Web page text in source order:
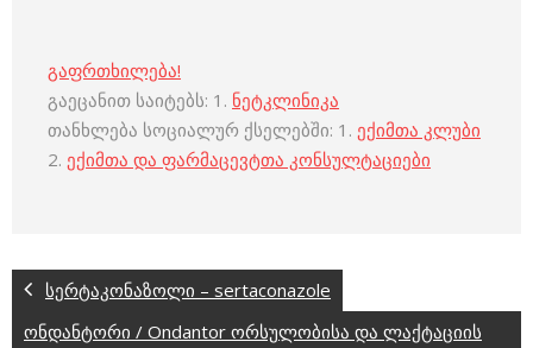
გაფრთხილება!
გაეცანით საიტებს: 1. ნეტკლინიკა
თანხლება სოციალურ ქსელებში: 1. ექიმთა კლუბი
2. ექიმთა და ფარმაცევტთა კონსულტაციები
სერტაკონაზოლი – sertaconazole
ონდანტორი / Ondantor ორსულობისა და ლაქტაციის